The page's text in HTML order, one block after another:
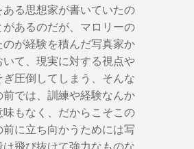
る思想家が書いていたの
があるのだが、マロリーの
が経験を積んだ写真家か
て、現実に対する視点や
圧倒してしまう、そんな
では、訓練や経験なんか
もなく、だからこそこの
前に立ち向かうためには写
飛び抜けて強力なものな